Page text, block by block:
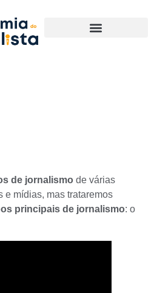
de jornalismo de várias
e mídias, mas trataremos
principais de jornalismo: o